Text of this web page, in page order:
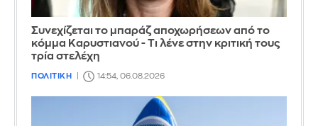
Συνεχίζεται το μπαράζ αποχωρήσεων από το
κόμμα Καρυστιανού - Τι λένε στην κριτική τους
τρία στελέχη
ΠΟΛΙΤΙΚΗ 14:54, 06.08.2026